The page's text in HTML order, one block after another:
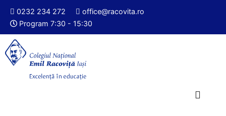
0232 234 272
office@racovita.ro
Program 7:30 - 15:30